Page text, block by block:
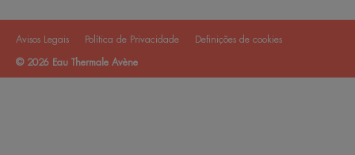
Avisos Legais Política de Privacidade Definições de cookies
© 2026 Eau Thermale Avène